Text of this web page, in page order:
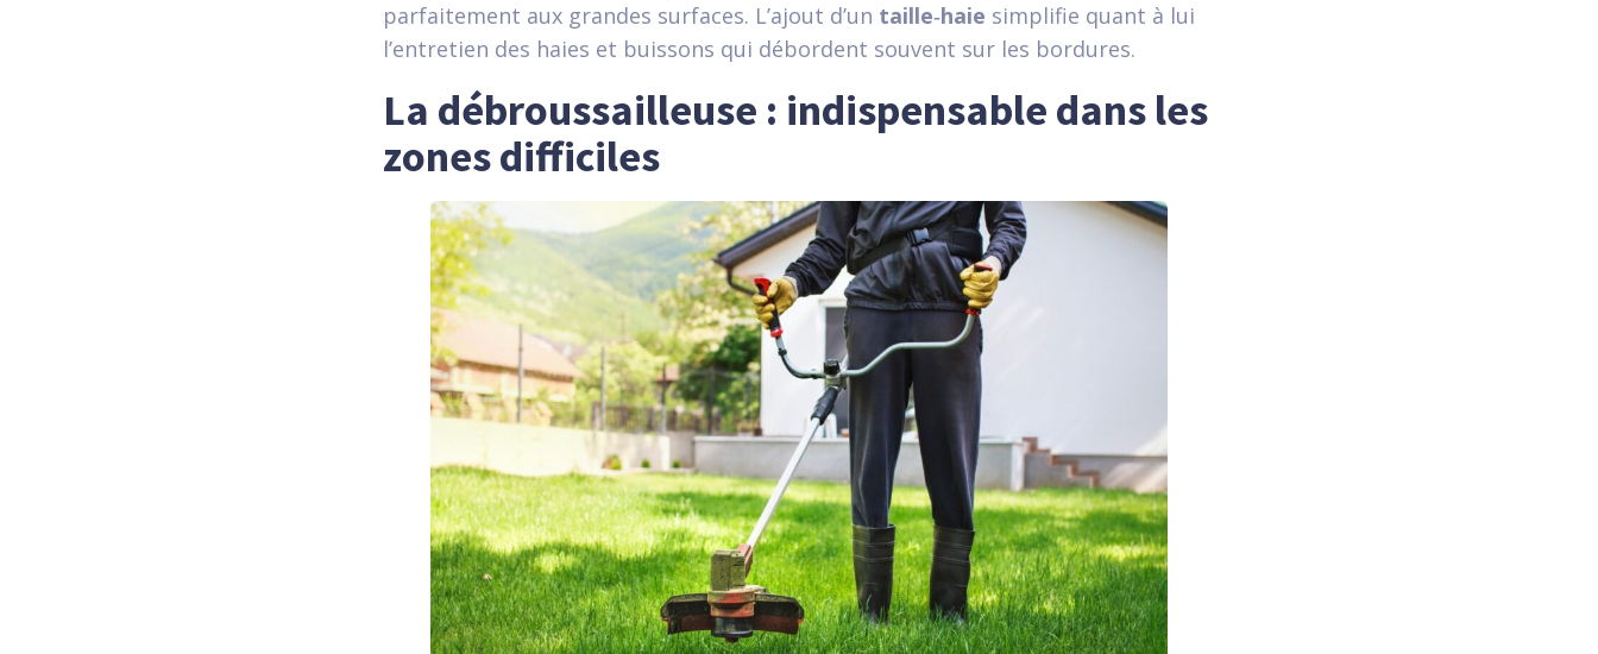
parfaitement aux grandes surfaces. L’ajout d’un taille‑haie simplifie quant à lui
l’entretien des haies et buissons qui débordent souvent sur les bordures.
La débroussailleuse : indispensable dans les
zones difficiles